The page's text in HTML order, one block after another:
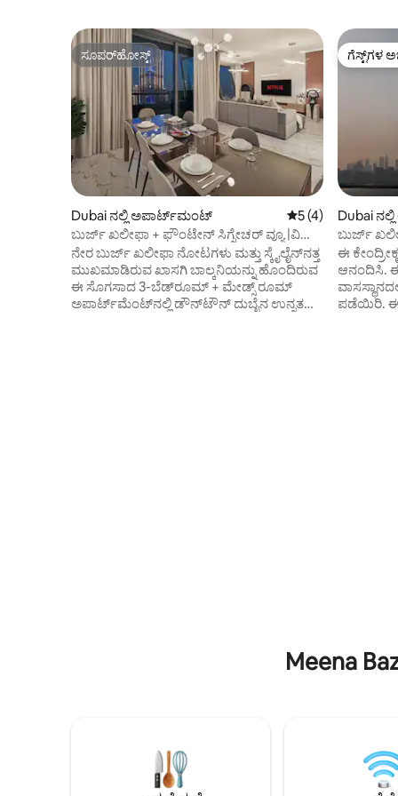
ಸೂಪರ್‌ಹೋಸ್ಟ್
ಸೂಪರ್‌ಹೋಸ್ಟ್
Dubai ನಲ್ಲಿ ಅಪಾರ್ಟ್‌ಮಂಟ್ 5 ರಲ್ಲಿ 5 ಸರಾಸರಿ
5 (4)
ಬುರ್ಜ್ ಖಲೀಫಾ + ಫೌಂಟೇನ್ ಸಿಗ್ನೇಚರ್ ವ್ಯೂ |ವಿಸ್ಟಾ
ಲಕ್ಸ್
ನೇರ ಬುರ್ಜ್ ಖಲೀಫಾ ನೋಟಗಳು ಮತ್ತು ಸ್ಕೈಲೈನ್‌ನತ್ತ
ಮುಖಮಾಡಿರುವ ಖಾಸಗಿ ಬಾಲ್ಕನಿಯನ್ನು ಹೊಂದಿರುವ
ಈ ಸೊಗಸಾದ 3-ಬೆಡ್‌ರೂಮ್ + ಮೇಡ್ಸ್ ರೂಮ್
ಅಪಾರ್ಟ್‌ಮೆಂಟ್‌ನಲ್ಲಿ ಡೌನ್‌ಟೌನ್ ದುಬೈನ ಉನ್ನತ
ಗೆಸ್ಟ್‌ಗಳ
ಗೆಸ್ಟ್‌ಗಳ
Dubai
ಬುರ್ಜ್
ಈ
ಆನಂದಿಸಿ.
ಪಡೆಯಿರಿ. ಈ
Meena